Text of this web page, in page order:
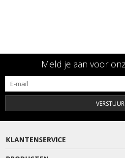
Meld je aan voor
VERSTUUR
KLANTENSERVICE